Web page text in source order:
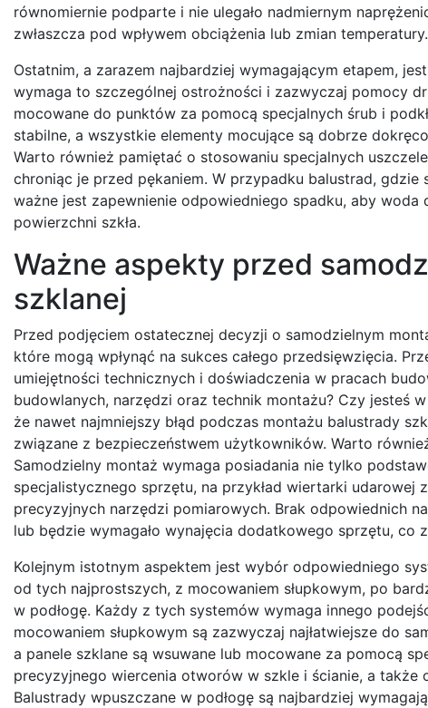
równomiernie podparte i nie ulegało nadmiernym
zwłaszcza pod wpływem obciążenia lub zmian temperatury.
Ostatnim, a zarazem najbardziej wymagającym etapem,
wymaga to szczególnej ostrożności i zazwyczaj pomocy
mocowane do punktów za pomocą specjalnych śrub i
stabilne, a wszystkie elementy mocujące są dobrze
Warto również pamiętać o stosowaniu specjalnych
chroniąc je przed pękaniem. W przypadku balustrad,
ważne jest zapewnienie odpowiedniego spadku, aby woda
powierzchni szkła.
Ważne aspekty przed
szklanej
Przed podjęciem ostatecznej decyzji o samodzielnym
które mogą wpłynąć na sukces całego przedsięwzięcia.
umiejętności technicznych i doświadczenia w pracach
budowlanych, narzędzi oraz technik montażu? Czy jesteś
że nawet najmniejszy błąd podczas montażu balustrady
związane z bezpieczeństwem użytkowników. Warto
Samodzielny montaż wymaga posiadania nie tylko
specjalistycznego sprzętu, na przykład wiertarki
precyzyjnych narzędzi pomiarowych. Brak odpowiednich
lub będzie wymagało wynajęcia dodatkowego sprzętu, co
Kolejnym istotnym aspektem jest wybór odpowiedniego
od tych najprostszych, z mocowaniem słupkowym, po
w podłogę. Każdy z tych systemów wymaga innego
mocowaniem słupkowym są zazwyczaj najłatwiejsze do
a panele szklane są wsuwane lub mocowane za pomocą
precyzyjnego wiercenia otworów w szkle i ścianie, a
Balustrady wpuszczane w podłogę są najbardziej